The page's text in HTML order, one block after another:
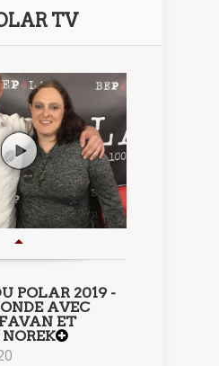
TV
POLAR 2019 -
AVEC
ET